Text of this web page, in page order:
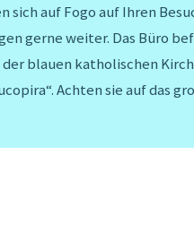
sich auf Fogo auf Ihren
gerne weiter. Das Büro
der blauen katholischen
Achten sie auf das
12 Uhr & 15-17 Uhr